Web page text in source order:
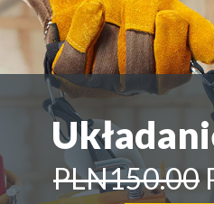
PLN150.00